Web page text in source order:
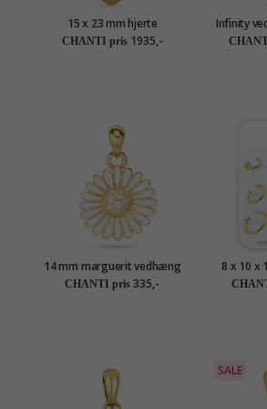
15 x 23 mm hjerte
vedhæng i 8 karat guld -
Amoré
CHANTI pris 1935,-
Infinity
guld -
14 mm marguerit vedhæng
i forgyldt sølv - Matilda
CHANTI pris 335,-
8 x 10 x
SALE